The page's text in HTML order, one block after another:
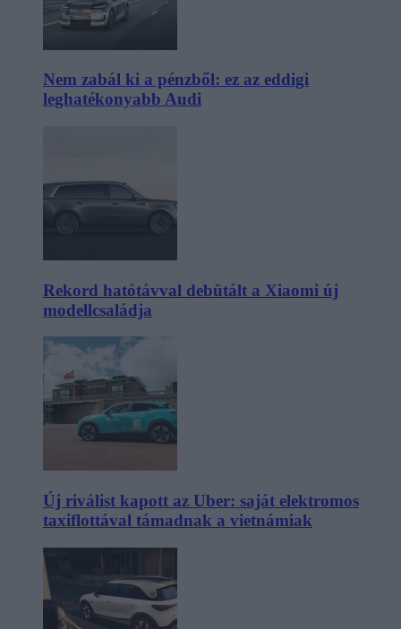
Nem zabál ki a pénzből: ez az eddigi
leghatékonyabb Audi
Rekord hatótávval debütált a Xiaomi új
modellcsaládja
Új riválist kapott az Uber: saját elektromos
taxiflottával támadnak a vietnámiak